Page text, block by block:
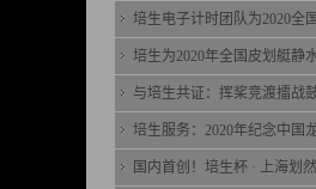
培生电子计时团队为2020全
培生为2020年全国皮划艇静
与培生共证：挥桨竞渡擂战
培生服务：2020年纪念中国
国内首创！培生杯 · 上海划